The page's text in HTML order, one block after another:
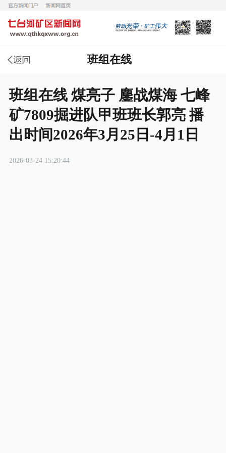
班组在线
班组在线 煤亮子 鏖战煤海 七峰
矿7809掘进队甲班班长郭亮 播
出时间2026年3月25日-4月1日
2026-03-24 15:20:44